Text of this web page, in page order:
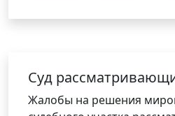
Cуд
Жалобы на решения